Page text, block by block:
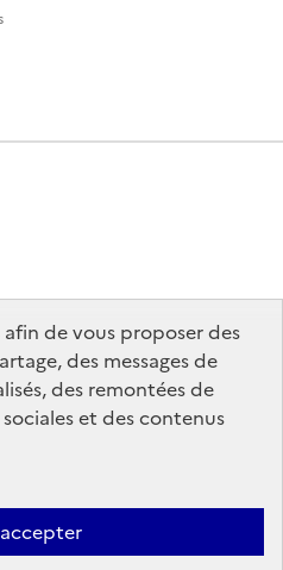
de vous proposer des
des messages de
des remontées de
et des contenus
des témoins de connexion